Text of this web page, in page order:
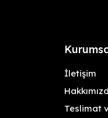
İletişim
Teslimat